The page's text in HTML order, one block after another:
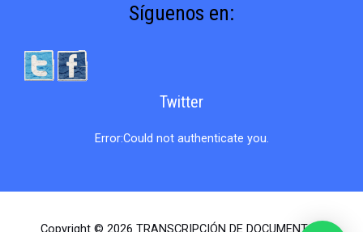
Síguenos en:
Twitter
Error:Could not authenticate you.
Copyright © 2026 TRANSCRIPCIÓN DE DOCUMENTOS